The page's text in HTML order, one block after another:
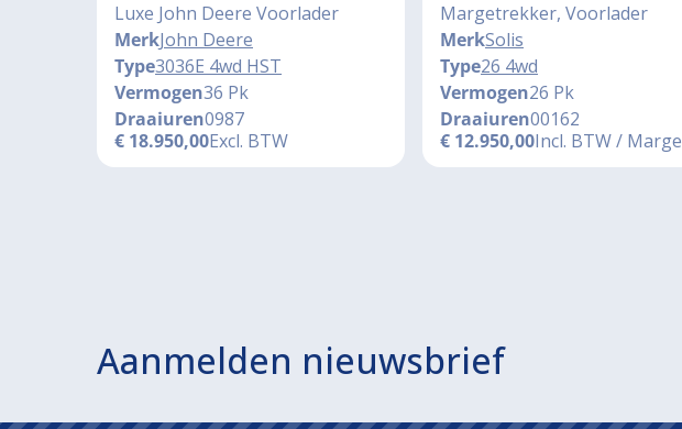
Luxe John Deere Voorlader
MerkJohn Deere
Type3036E 4wd HST
Vermogen36 Pk
Draaiuren0987
€ 18.950,00Excl. BTW
Margetrekker, Voorlader
MerkSolis
Type26 4wd
Vermogen26 Pk
Draaiuren00162
€ 12.950,00Incl. BTW / Marge
Aanmelden nieuwsbrief